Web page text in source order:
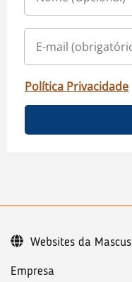
Política Privacidade
Empresa
Websites da Mascus